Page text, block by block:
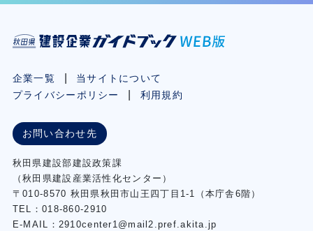
企業一覧
当サイトについて
プライバシーポリシー
利用規約
お問い合わせ先
秋⽥県建設部建設政策課
（秋⽥県建設産業活性化センター）
〒010-8570 秋田県秋田市⼭王四丁⽬1-1（本庁舎6階）
TEL：018-860-2910
E-MAIL：2910center1@mail2.pref.akita.jp